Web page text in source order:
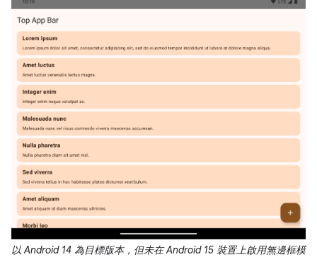
以 Android 14 為目標版本，但未在 Android 15 裝置上啟用無邊框模